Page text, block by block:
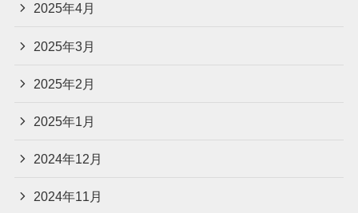
2025年4月
2025年3月
2025年2月
2025年1月
2024年12月
2024年11月